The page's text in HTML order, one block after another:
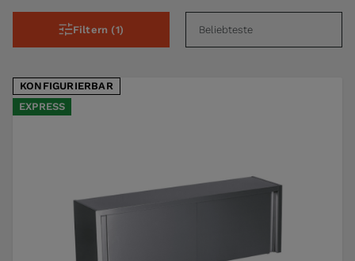
Filtern (1)
KONFIGURIERBAR
EXPRESS